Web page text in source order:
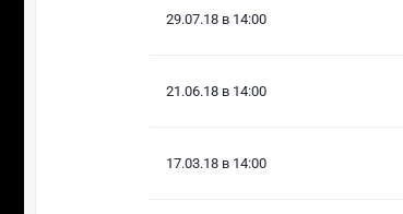
29.07.18 в 14:00
21.06.18 в 14:00
17.03.18 в 14:00